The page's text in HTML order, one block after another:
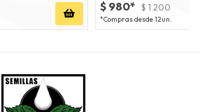
$ 980* $ 1.200
*Compras desde 12un.